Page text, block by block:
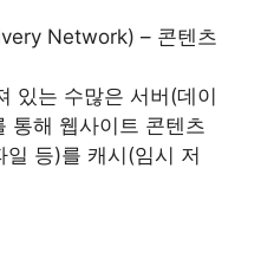
Network) – 콘텐츠
있는 수많은 서버(데이
통해 웹사이트 콘텐츠
등)를 캐시(임시 저